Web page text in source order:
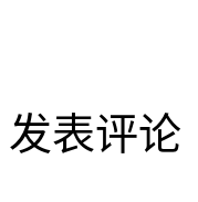
发表评论